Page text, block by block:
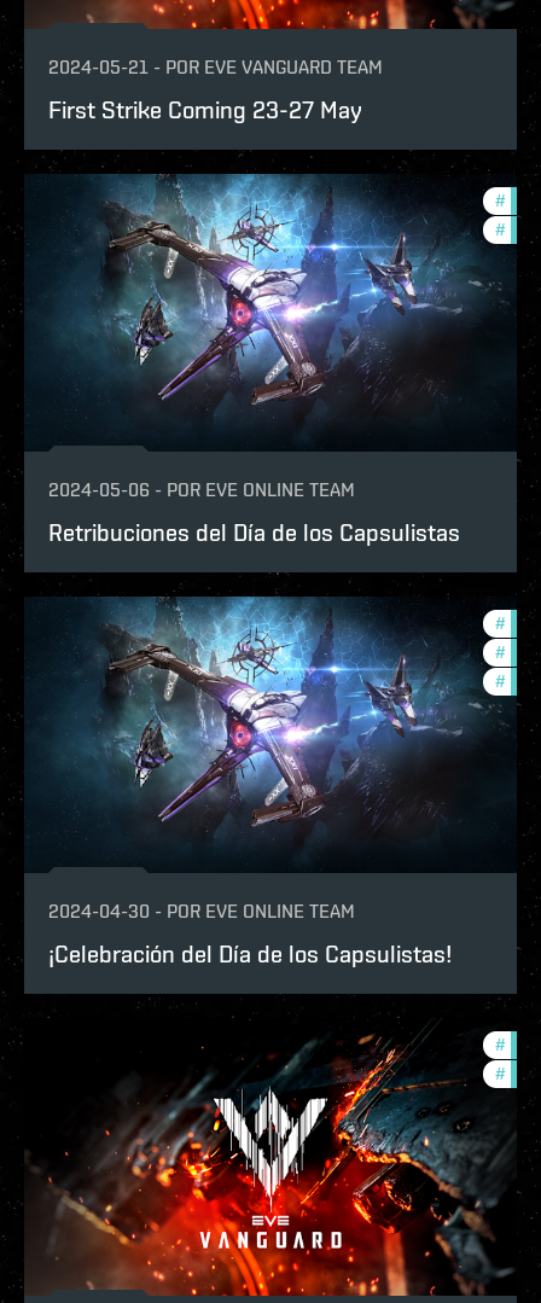
2024-05-21 - POR EVE VANGUARD TEAM
First Strike Coming 23-27 May
#
#
2024-05-06 - POR EVE ONLINE TEAM
Retribuciones del Día de los Capsulistas
# in-
#
#
2024-04-30 - POR EVE ONLINE TEAM
¡Celebración del Día de los Capsulistas!
#
# in-